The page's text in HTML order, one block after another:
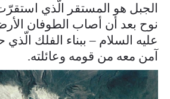
الجبل هو المستقر الّذي
نوح بعد أن أصاب الطوفان
عليه السلام – ببناء الفلك
آمن معه من قومه وعائلته.